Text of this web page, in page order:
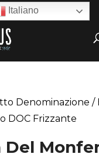
Denominazione /
DOC Frizzante
Del
Italiano